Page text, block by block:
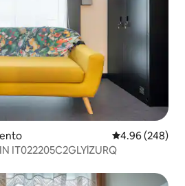
Rating medju
4.96 (248)
IT022205C2GLYlZURQ